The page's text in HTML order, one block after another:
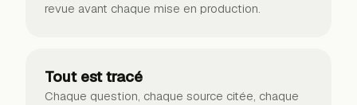
revue avant chaque mise en production.
Tout est tracé
Chaque question, chaque source citée, chaque